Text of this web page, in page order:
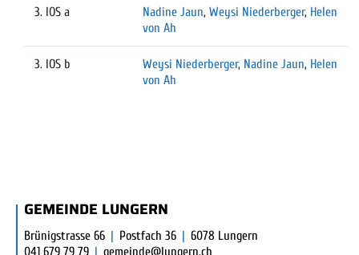
3. IOS a Nadine Jaun, Weysi Niederberger, Helen
von Ah
3. IOS b Weysi Niederberger, Nadine Jaun, Helen
von Ah
GEMEINDE LUNGERN
Brünigstrasse 66 | Postfach 36 | 6078 Lungern
041 679 79 79 | gemeinde@lungern.ch